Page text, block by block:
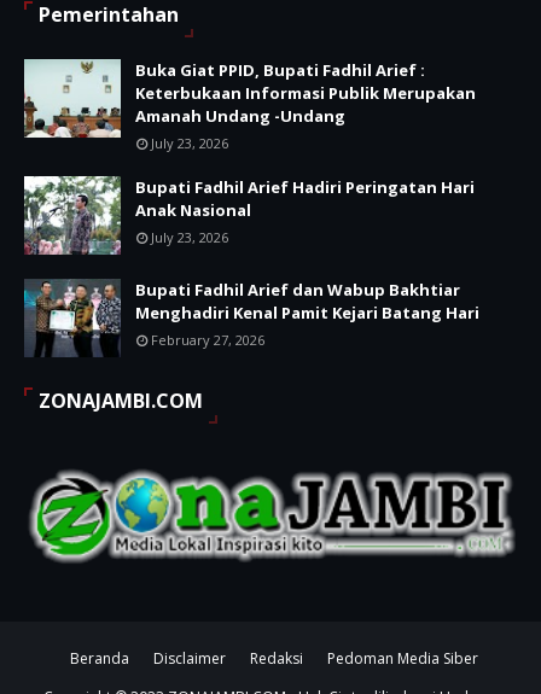
Pemerintahan
Buka Giat PPID, Bupati Fadhil Arief :
Keterbukaan Informasi Publik Merupakan
Amanah Undang -Undang
July 23, 2026
Bupati Fadhil Arief Hadiri Peringatan Hari
Anak Nasional
July 23, 2026
Bupati Fadhil Arief dan Wabup Bakhtiar
Menghadiri Kenal Pamit Kejari Batang Hari
February 27, 2026
ZONAJAMBI.COM
Beranda Disclaimer Redaksi
Pedoman Media Siber